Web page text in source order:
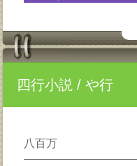
四行小説 / や行
八百万